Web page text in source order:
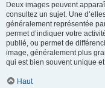
Deux images peuvent
consultez un sujet. Une
généralement représentée
permet d’indiquer votre
publié, ou permet de
image, généralement plus
qui est bien souvent unique
Haut